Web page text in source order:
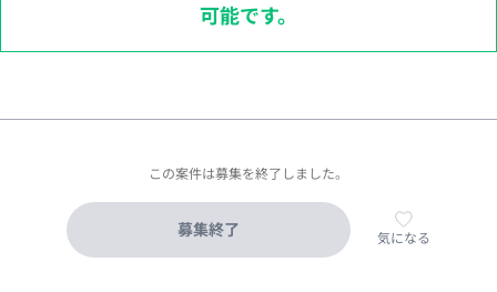
可能です。
この案件は募集を終了しました。
募集終了 気になる